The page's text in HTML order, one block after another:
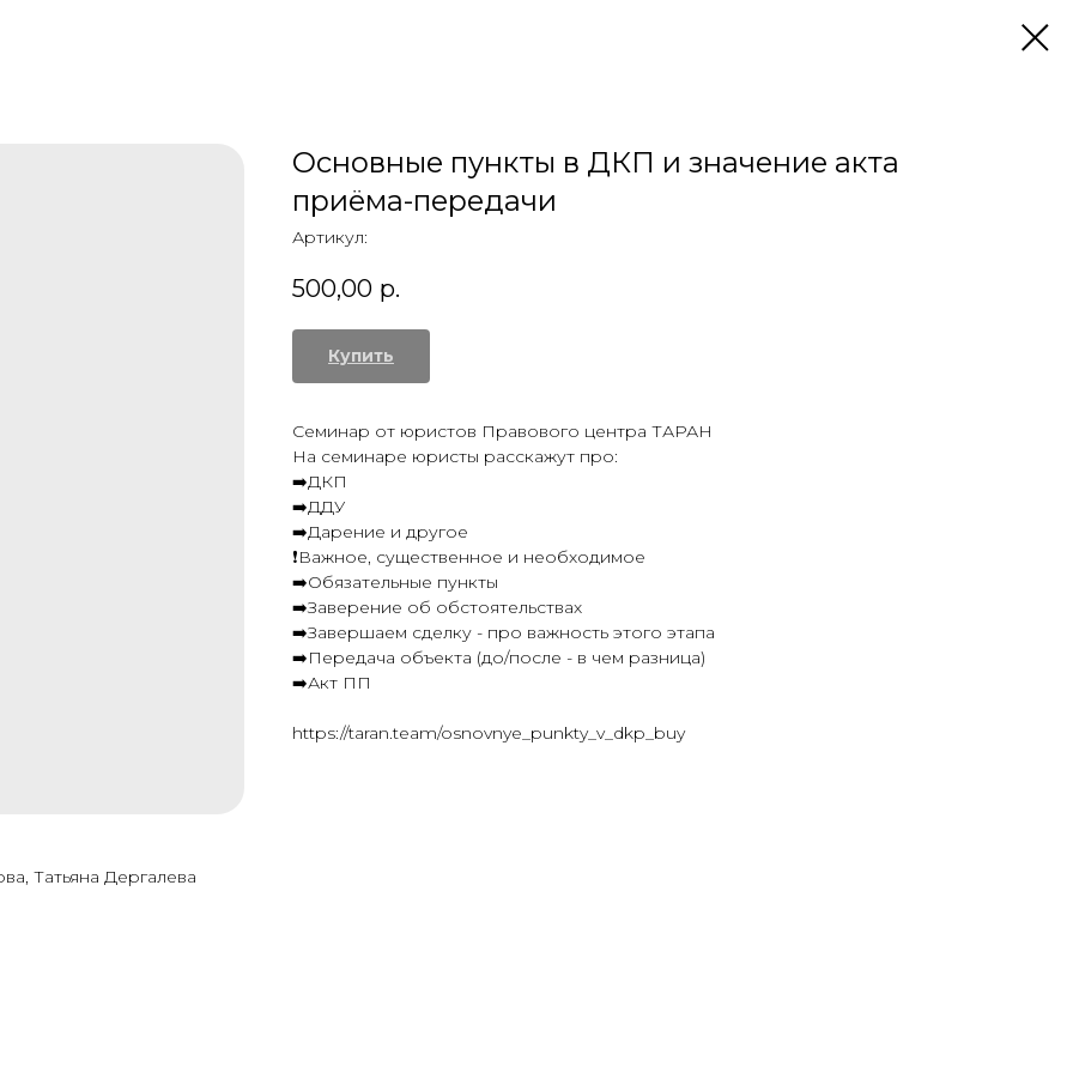
Основные пункты в ДКП и значение акта
приёма-передачи
Артикул:
500,00 р.
Купить
Семинар от юристов Правового центра ТАРАН
На семинаре юристы расскажут про:
➡️ДКП
➡️ДДУ
➡️Дарение и другое
❗️Важное, существенное и необходимое
➡️Обязательные пункты
➡️Заверение об обстоятельствах
➡️Завершаем сделку - про важность этого этапа
➡️Передача объекта (до/после - в чем разница)
➡️Акт ПП
https://taran.team/osnovnye_punkty_v_dkp_buy
Татьяна Дергалева